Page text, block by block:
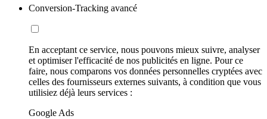
Conversion-Tracking avancé
En acceptant ce service, nous pouvons mieux suivre, analyser
et optimiser l'efficacité de nos publicités en ligne. Pour ce
faire, nous comparons vos données personnelles cryptées avec
celles des fournisseurs externes suivants, à condition que vous
utilisiez déjà leurs services :
Google Ads